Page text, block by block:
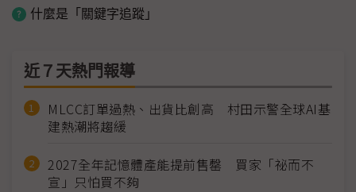
什麼是「關鍵字追蹤」
近７天熱門報導
MLCC訂單過熱、出貨比創高 村田示警全球AI基
建熱潮將趨緩
2027全年記憶體產能提前售罄 買家「祕而不
宣」只怕買不夠